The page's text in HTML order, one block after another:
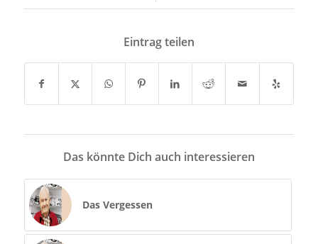
Eintrag teilen
Das könnte Dich auch interessieren
Das Vergessen